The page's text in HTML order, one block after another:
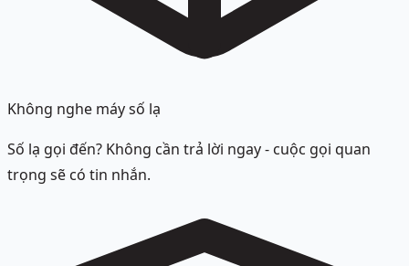
Không nghe máy số lạ
Số lạ gọi đến? Không cần trả lời ngay - cuộc gọi quan
trọng sẽ có tin nhắn.